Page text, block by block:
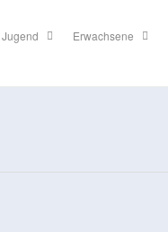
Jugend Erwachsene